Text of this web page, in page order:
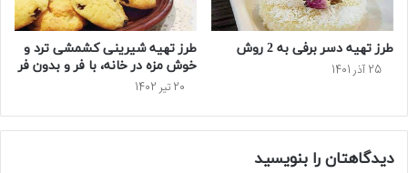
طرز تهیه دسر برفی به 2 روش
25 آذر 1401
طرز تهیه شیرینی کشمشی ترد و
خوش مزه در خانه، با فر و بدون فر
20 تیر 1402
دیدگاهتان را بنویسید